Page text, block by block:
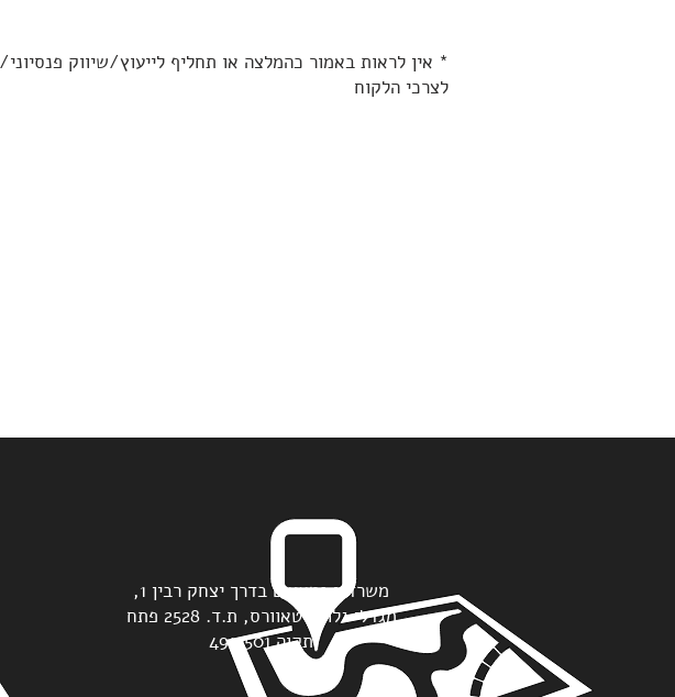
* אין לראות באמור כהמלצה או תחליף לייעוץ/שיווק
לצרכי הלקוח
משרדנו נמצאים בדרך יצחק רבין 1,
מגדלי גלובל טאוורס, ת.ד. 2528 פתח
תקוה 4912501